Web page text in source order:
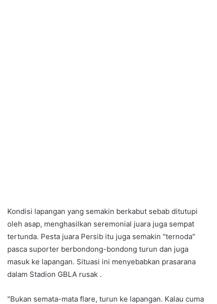
Kondisi lapangan yang semakin berkabut sebab ditutupi
oleh asap, menghasilkan seremonial juara juga sempat
tertunda. Pesta juara Persib itu juga semakin "ternoda"
pasca suporter berbondong-bondong turun dan juga
masuk ke lapangan. Situasi ini menyebabkan prasarana
dalam Stadion GBLA rusak .
"Bukan semata-mata flare, turun ke lapangan. Kalau cuma